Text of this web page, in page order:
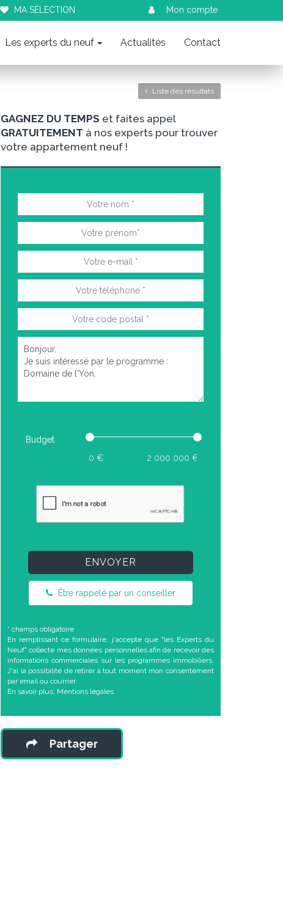
Mon compte
MA SÉLECTION
Les experts du neuf Actualités Contact
Liste des résultats
GAGNEZ DU TEMPS et faites appel
GRATUITEMENT à nos experts pour trouver
votre appartement neuf !
Budget
ENVOYER
Être rappelé par un conseiller
* champs obligatoire
En remplissant ce formulaire, j'accepte que "les Experts du
Neuf" collecte mes données personnelles afin de recevoir des
informations commerciales sur les programmes immobiliers.
J'ai la possibilité de retirer à tout moment mon consentement
par email ou courrier.
En savoir plus: Mentions légales
Partager